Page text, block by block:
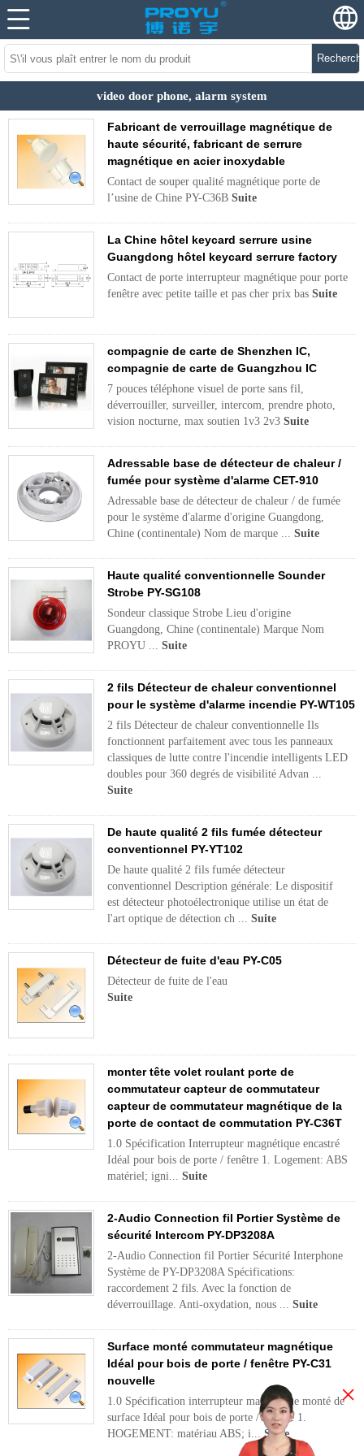
video door phone, alarm system
Fabricant de verrouillage magnétique de
haute sécurité, fabricant de serrure
magnétique en acier inoxydable
Contact de souper qualité magnétique porte de
l’usine de Chine PY-C36B Suite
La Chine hôtel keycard serrure usine
Guangdong hôtel keycard serrure factory
Contact de porte interrupteur magnétique pour porte
fenêtre avec petite taille et pas cher prix bas Suite
compagnie de carte de Shenzhen IC,
compagnie de carte de Guangzhou IC
7 pouces téléphone visuel de porte sans fil,
déverrouiller, surveiller, intercom, prendre photo,
vision nocturne, max soutien 1v3 2v3 Suite
Adressable base de détecteur de chaleur /
fumée pour système d'alarme CET-910
Adressable base de détecteur de chaleur / de fumée
pour le système d'alarme d'origine Guangdong,
Chine (continentale) Nom de marque ... Suite
Haute qualité conventionnelle Sounder
Strobe PY-SG108
Sondeur classique Strobe Lieu d'origine
Guangdong, Chine (continentale) Marque Nom
PROYU ... Suite
2 fils Détecteur de chaleur conventionnel
pour le système d'alarme incendie PY-WT105
2 fils Détecteur de chaleur conventionnelle Ils
fonctionnent parfaitement avec tous les panneaux
classiques de lutte contre l'incendie intelligents LED
doubles pour 360 degrés de visibilité Advan ...
Suite
De haute qualité 2 fils fumée détecteur
conventionnel PY-YT102
De haute qualité 2 fils fumée détecteur
conventionnel Description générale: Le dispositif
est détecteur photoélectronique utilise un état de
l'art optique de détection ch ... Suite
Détecteur de fuite d'eau PY-C05
Détecteur de fuite de l'eau
Suite
monter tête volet roulant porte de
commutateur capteur de commutateur
capteur de commutateur magnétique de la
porte de contact de commutation PY-C36T
1.0 Spécification Interrupteur magnétique encastré
Idéal pour bois de porte / fenêtre 1. Logement: ABS
matériel; igni... Suite
2-Audio Connection fil Portier Système de
sécurité Intercom PY-DP3208A
2-Audio Connection fil Portier Sécurité Interphone
Système de PY-DP3208A Spécifications:
raccordement 2 fils. Avec la fonction de
déverrouillage. Anti-oxydation, nous ... Suite
Surface monté commutateur magnétique
Idéal pour bois de porte / fenêtre PY-C31
nouvelle
1.0 Spécification interrupteur magnétique monté de
surface Idéal pour bois de porte / fenêtre 1.
HOGEMENT: matériau ABS; i...Suite
×